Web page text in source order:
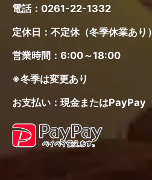
電話： 0261-22-1332
定休日：不定休（冬季休業あり）
営業時間：6:00～18:00
※冬季は変更あり
お支払い：現金またはPayPay